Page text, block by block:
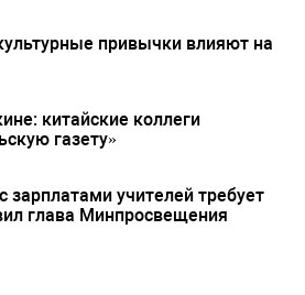
привычки влияют на
китайские коллеги
газету»
учителей требует
глава Минпросвещения